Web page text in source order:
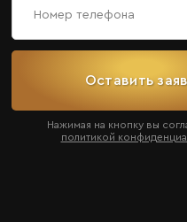
Оставить
Нажимая на кнопку вы
политикой